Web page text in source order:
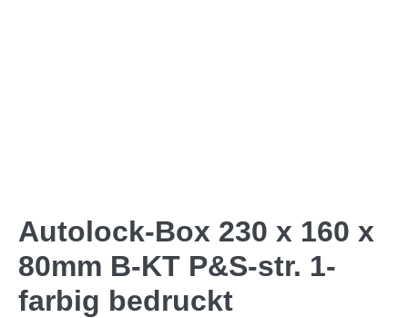
Autolock-Box 230 x 160 x
80mm B-KT P&S-str. 1-
farbig bedruckt